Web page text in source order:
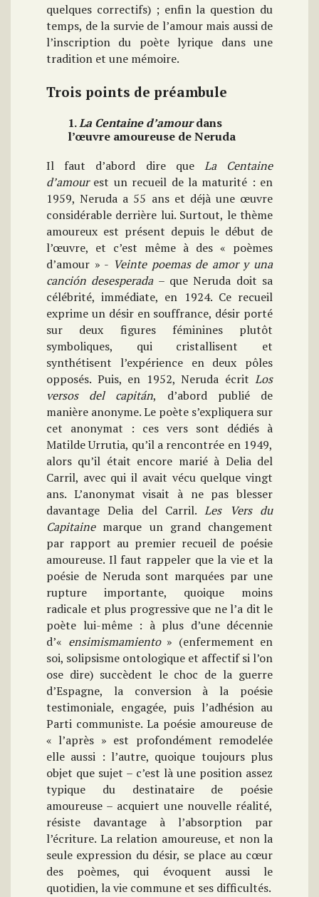
quelques correctifs) ; enfin la question du
temps, de la survie de l’amour mais aussi de
l’inscription du poète lyrique dans une
tradition et une mémoire.
Trois points de préambule
1.La Centaine d’amourdans
l’œuvre amoureuse de Neruda
Il faut d’abord dire que La Centaine
d’amourest un recueil de la maturité : en
1959, Neruda a 55 ans et déjà une œuvre
considérable derrière lui. Surtout, le thème
amoureux est présent depuis le début de
l’œuvre, et c’est même à des « poèmes
d’amour » - Veinte poemas de amor y una
canción desesperada– que Neruda doit sa
célébrité, immédiate, en 1924. Ce recueil
exprime un désir en souffrance, désir porté
sur deux figures féminines plutôt
symboliques, qui cristallisent et
synthétisent l’expérience en deux pôles
opposés. Puis, en 1952, Neruda écrit Los
versos del capitán, d’abord publié de
manière anonyme. Le poète s’expliquera sur
cet anonymat : ces vers sont dédiés à
Matilde Urrutia, qu’il a rencontrée en 1949,
alors qu’il était encore marié à Delia del
Carril, avec qui il avait vécu quelque vingt
ans. L’anonymat visait à ne pas blesser
davantage Delia del Carril.Les Vers du
Capitainemarque un grand changement
par rapport au premier recueil de poésie
amoureuse. Il faut rappeler que la vie et la
poésie de Neruda sont marquées par une
rupture importante, quoique moins
radicale et plus progressive que ne l’a dit le
poète lui-même : à plus d’une décennie
d’« ensimismamiento» (enfermement en
soi, solipsisme ontologique et affectif si l’on
ose dire) succèdent le choc de la guerre
d’Espagne, la conversion à la poésie
testimoniale, engagée, puis l’adhésion au
Parti communiste. La poésie amoureuse de
« l’après » est profondément remodelée
elle aussi : l’autre, quoique toujours plus
objet que sujet – c’est là une position assez
typique du destinataire de poésie
amoureuse – acquiert une nouvelle réalité,
résiste davantage à l’absorption par
l’écriture. La relation amoureuse, et non la
seule expression du désir, se place au cœur
des poèmes, qui évoquent aussi le
quotidien, la vie commune et ses difficultés.